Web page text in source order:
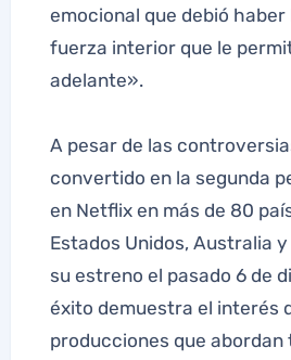
emocional que debió haber
fuerza interior que le
adelante».
A pesar de las
convertido en la segunda
en Netflix en más de 80
Estados Unidos, Australia y
su estreno el pasado 6 de
éxito demuestra el interés
producciones que abordan